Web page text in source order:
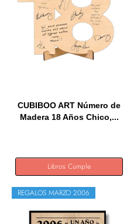
CUBIBOO ART Número de
Madera 18 Años Chico,...
Libros Cumple
REGALOS MARZO 2006